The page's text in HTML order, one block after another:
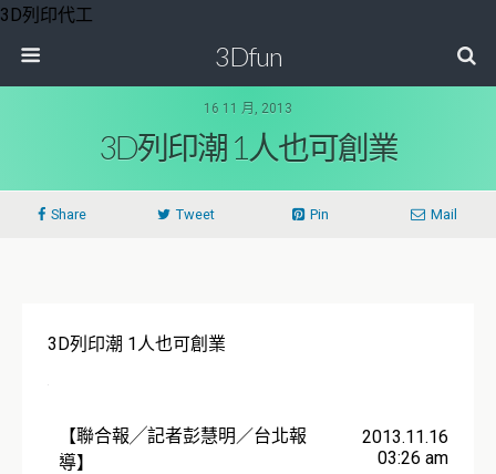
3D列印代工
3Dfun
16 11 月, 2013
3D列印潮 1人也可創業
Share Tweet Pin Mail
3D列印潮 1人也可創業
【聯合報╱記者彭慧明／台北報
導】
2013.11.16
03:26 am